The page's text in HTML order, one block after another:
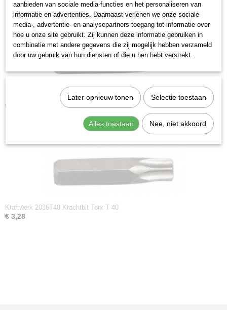
Kraftwerk 2035T45 Krachtbit Torx T 45
€ 3,28
Kraftwerk 2035T40 Krachtbit Torx T 40
€ 3,28
aanbieden van sociale media-functies en het personaliseren van
informatie en advertenties. Daarnaast verlenen we onze sociale
media-, advertentie- en analysepartners toegang tot informatie over
hoe u onze site gebruikt. Zij kunnen deze informatie gebruiken in
combinatie met andere gegevens die zij mogelijk hebben verzameld
door uw gebruik van hun diensten of die u hen hebt verstrekt.
Later opnieuw tonen Selectie toestaan
Alles toestaan Nee, niet akkoord